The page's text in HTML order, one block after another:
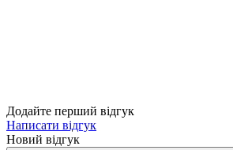
Додайте перший відгук
Написати відгук
Новий відгук